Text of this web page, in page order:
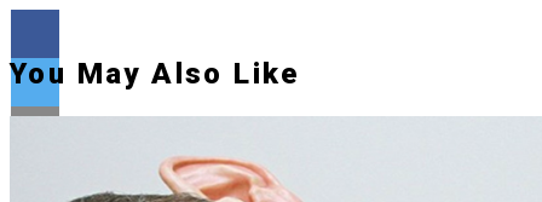
Flipboard
You May Also Like